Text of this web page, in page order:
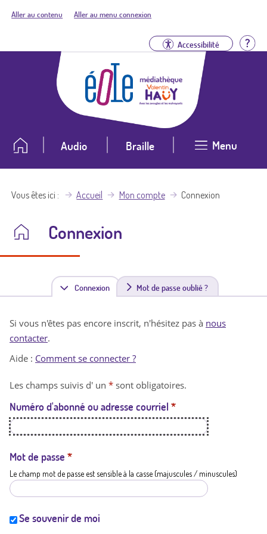
Aller au contenu Aller au menu connexion
Accessibilité
Audio Braille Menu
Vous êtes ici Accueil Mon compte Connexion
Connexion
Connexion(
n
t
a
t
i
Mot de passe oublié ?
Si vous n'êtes pas encore inscrit, n'hésitez pas à nous
contacter.
Aide : Comment se connecter ?
Les champs suivis d' un * sont obligatoires.
Numéro d'abonné ou adresse courriel *
Mot de passe *
Le champ mot de passe est sensible à la casse (majuscules / minuscules)
Se souvenir de moi